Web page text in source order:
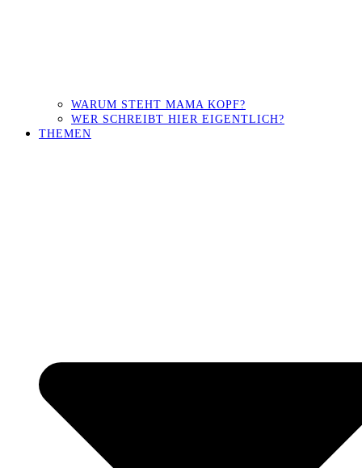
WARUM STEHT MAMA KOPF?
WER SCHREIBT HIER EIGENTLICH?
THEMEN